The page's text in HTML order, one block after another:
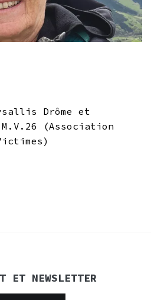
Drôme et
(Association
ET NEWSLETTER